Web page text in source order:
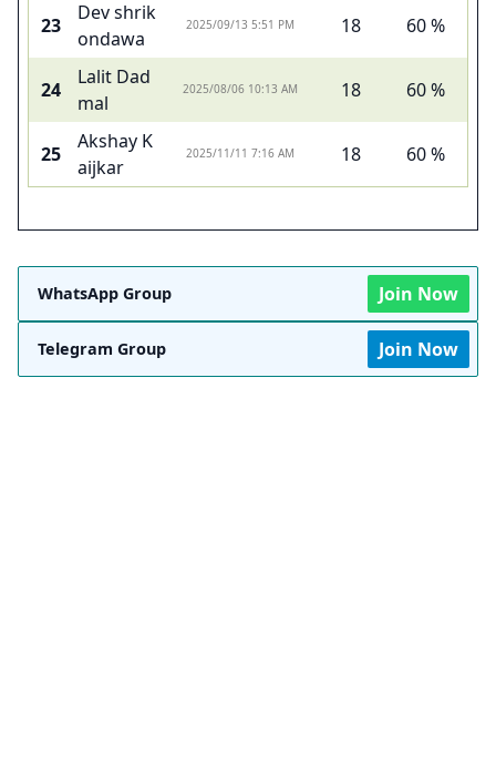
23
Dev shrik
ondawa
2025/09/13 5:51 PM 18 60 %
24
Lalit Dad
mal
2025/08/06 10:13 AM 18 60 %
25
Akshay K
aijkar
2025/11/11 7:16 AM 18 60 %
WhatsApp Group Join Now
Telegram Group Join Now